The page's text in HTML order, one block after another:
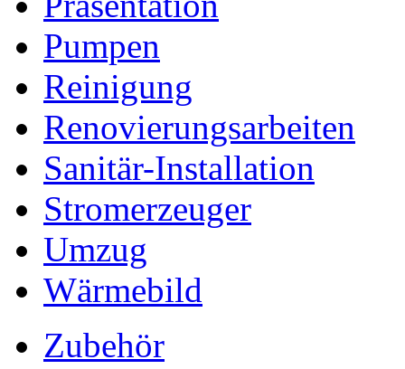
Pumpen
Reinigung
Renovierungsarbeiten
Sanitär-Installation
Stromerzeuger
Umzug
Wärmebild
Zubehör